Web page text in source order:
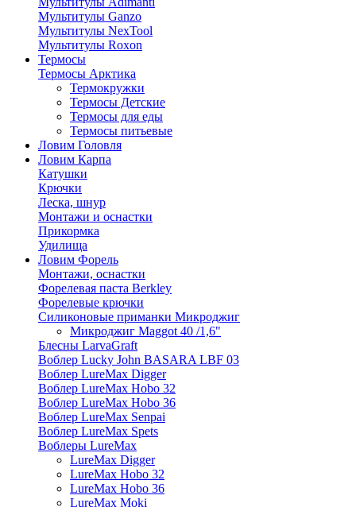
Мультитулы Ganzo
Мультитулы NexTool
Мультитулы Roxon
Термосы
Термосы Арктика
Термокружки
Термосы Детские
Термосы для еды
Термосы питьевые
Ловим Головля
Ловим Карпа
Катушки
Крючки
Леска, шнур
Монтажи и оснастки
Прикормка
Удилища
Ловим Форель
Монтажи, оснастки
Форелевая паста Berkley
Форелевые крючки
Силиконовые приманки Микроджиг
Микроджиг Maggot 40 /1,6"
Блесны LarvaGraft
Воблер Lucky John BASARA LBF 03
Воблер LureMax Digger
Воблер LureMax Hobo 32
Воблер LureMax Hobo 36
Воблер LureMax Senpai
Воблер LureMax Spets
Воблеры LureMax
LureMax Digger
LureMax Hobo 32
LureMax Hobo 36
LureMax Moki